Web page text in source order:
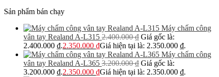
Sản phẩm bán chạy
Máy chấm công
vân tay Realand A-L315 2.400.000₫ Giá gốc là:
2.400.000 ₫.2.350.000 ₫Giá hiện tại là: 2.350.000 ₫.
Máy chấm công
vân tay Realand A-L365 3.200.000₫ Giá gốc là:
3.200.000 ₫.2.350.000 ₫Giá hiện tại là: 2.350.000 ₫.